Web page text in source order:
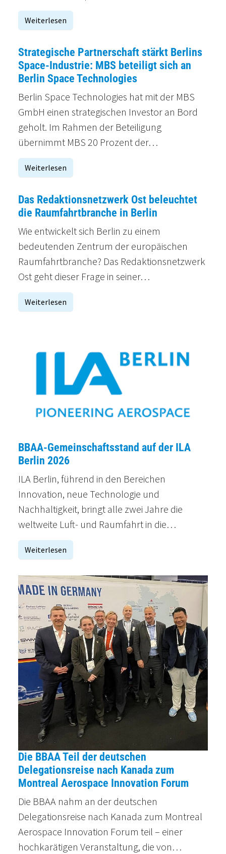
Weiterlesen
Strategische Partnerschaft stärkt Berlins
Space-Industrie: MBS beteiligt sich an
Berlin Space Technologies
Berlin Space Technologies hat mit der MBS
GmbH einen strategischen Investor an Bord
geholt. Im Rahmen der Beteiligung
übernimmt MBS 20 Prozent der…
Weiterlesen
Das Redaktionsnetzwerk Ost beleuchtet
die Raumfahrtbranche in Berlin
Wie entwickelt sich Berlin zu einem
bedeutenden Zentrum der europäischen
Raumfahrtbranche? Das Redaktionsnetzwerk
Ost geht dieser Frage in seiner…
Weiterlesen
BBAA-Gemeinschaftsstand auf der ILA
Berlin 2026
ILA Berlin, führend in den Bereichen
Innovation, neue Technologie und
Nachhaltigkeit, bringt alle zwei Jahre die
weltweite Luft- und Raumfahrt in die…
Weiterlesen
Die BBAA Teil der deutschen
Delegationsreise nach Kanada zum
Montreal Aerospace Innovation Forum
Die BBAA nahm an der deutschen
Delegationsreise nach Kanada zum Montreal
Aerospace Innovation Forum teil – einer
hochkarätigen Veranstaltung, die von…